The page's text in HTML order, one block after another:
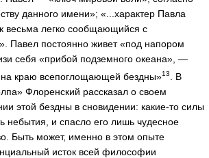
данного имени»; «...характер Павла
весьма легко сообщающийся с
Павел постоянно живет «под напором
себя «прибой подземного океана», —
краю всепоглощающей бездны»13
. В
Флоренский рассказал о своем
этой бездны в сновидении: какие-то силы
небытия, и спасло его лишь чудесное
Быть может, именно в этом опыте
исток всей философии